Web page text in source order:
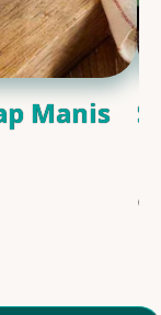
Manis